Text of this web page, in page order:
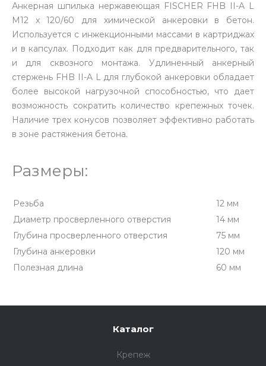
Анкерная шпилька нержавеющая FISCHER FHB II-A L
M12 x 120/60 для химической анкеровки в бетон.
Используется с инжекционными массами в картриджах
и в капсулах. Подходит как для предварительного, так
и для сквозного монтажа. Удлиненный анкерный
стержень FHB II-A L для глубокой анкеровки обладает
более высокой нагрузочной способностью, что дает
возможность сократить количество крепежных точек.
Наличие трех конусов позволяет эффективно работать
в зоне растяжения бетона.
Размеры:
Резьба
12 мм
Диаметр просверленного отверстия
14 мм
Глубина просверленного отверстия
75 мм
Глубина анкеровки
120 мм
Полезная длина
60 мм
Каталог
Крепеж